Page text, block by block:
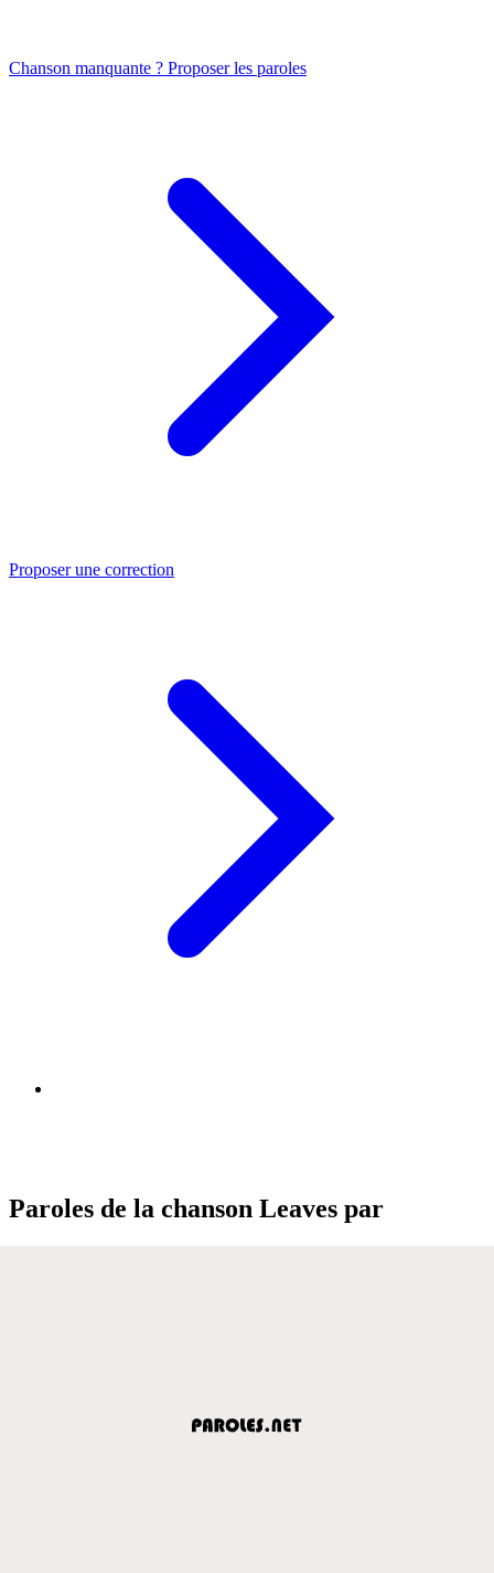
Chanson manquante ? Proposer les paroles
Proposer une correction
Paroles de la chanson Leaves par